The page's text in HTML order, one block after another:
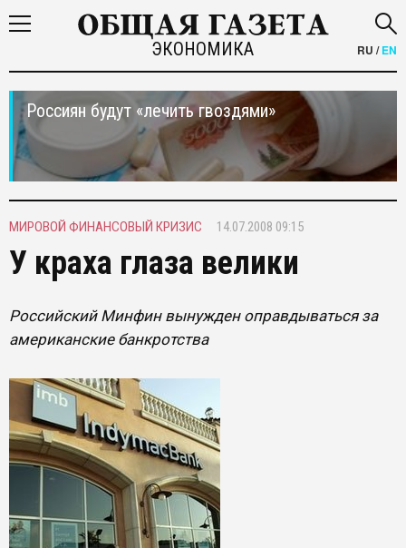
ЭКОНОМИКА RU /EN
Россиян будут «лечить гвоздями»
МИРОВОЙ ФИНАНСОВЫЙ КРИЗИС 14.07.2008 09:15
У краха глаза велики
Российский Минфин вынужден оправдываться за
американские банкротства